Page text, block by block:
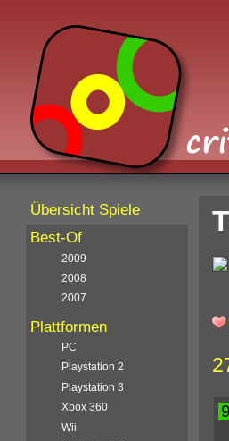
Übersicht Spiele
Best-Of
2009
2008
2007
Plattformen
PC
Playstation 2
Playstation 3
Xbox 360
Wii